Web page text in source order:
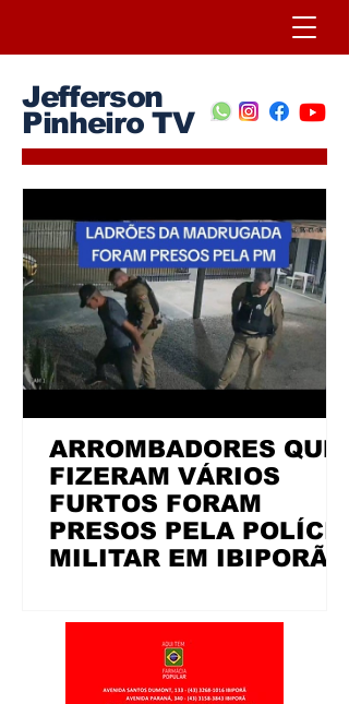
ARROMBADORES QUE
FIZERAM VÁRIOS
FURTOS FORAM
PRESOS PELA POLÍCIA
MILITAR EM IBIPORÃ
Jefferson
Pinheiro TV